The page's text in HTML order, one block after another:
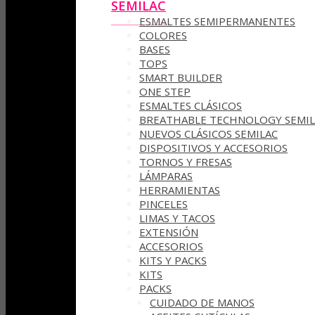
SEMILAC
ESMALTES SEMIPERMANENTES
COLORES
BASES
TOPS
SMART BUILDER
ONE STEP
ESMALTES CLÁSICOS
BREATHABLE TECHNOLOGY
NUEVOS CLÁSICOS SEMILAC
DISPOSITIVOS Y ACCESORIOS
TORNOS Y FRESAS
LÁMPARAS
HERRAMIENTAS
PINCELES
LIMAS Y TACOS
EXTENSIÓN
ACCESORIOS
KITS Y PACKS
KITS
PACKS
CUIDADO DE MANOS